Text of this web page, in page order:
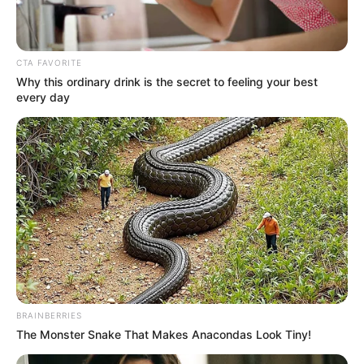
interesan. Para estar bien informado, por
favor, active las notificaciones de Alerta.
ACTIVAR AHORA
TEMAS DESTACADOS
CIERRES VIALES EN BUCARAMANGA
TRANSVERSAL DEL CARARE
FLORIDABLANCA
LLUVIAS EN SANTANDER
CIERRES VIALES EN SANTANDER
CTA FAVORITE
Why this ordinary drink is the secret to feeling your best
every day
BRAINBERRIES
The Monster Snake That Makes Anacondas Look Tiny!